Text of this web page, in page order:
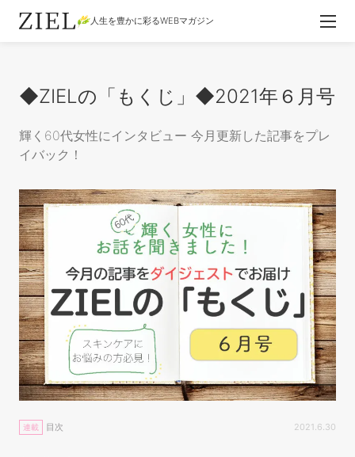
人生を豊かに彩るWEBマガジン
◆ZIELの「もくじ」◆2021年６月号
輝く60代女性にインタビュー 今月更新した記事をプレ
イバック！
連載 目次 2021.6.30